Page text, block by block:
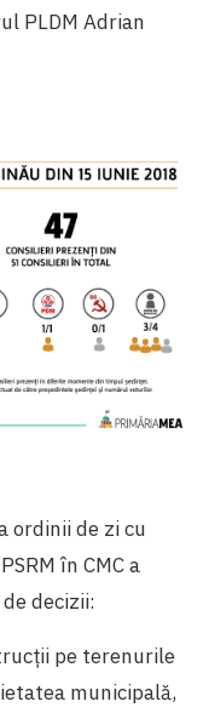
PLDM Adrian
ordinii de zi cu
în CMC a
decizii:
pe terenurile
municipală,